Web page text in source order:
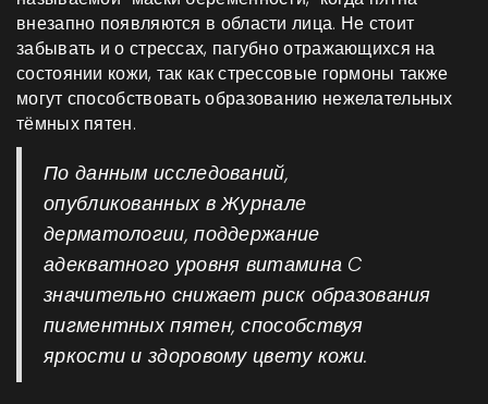
внезапно появляются в области лица. Не стоит
забывать и о стрессах, пагубно отражающихся на
состоянии кожи, так как стрессовые гормоны также
могут способствовать образованию нежелательных
тёмных пятен.
По данным исследований,
опубликованных в Журнале
дерматологии, поддержание
адекватного уровня витамина C
значительно снижает риск образования
пигментных пятен, способствуя
яркости и здоровому цвету кожи.